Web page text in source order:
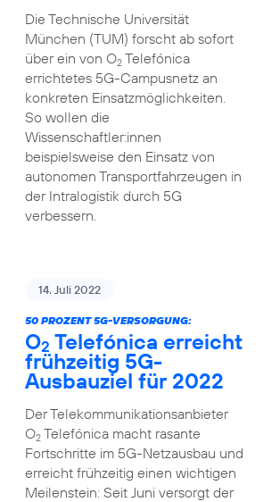
Die Technische Universität
München (TUM) forscht ab sofort
über ein von O2Telefónica
errichtetes 5G-Campusnetz an
konkreten Einsatzmöglichkeiten.
So wollen die
Wissenschaftler:innen
beispielsweise den Einsatz von
autonomen Transportfahrzeugen in
der Intralogistik durch 5G
verbessern.
14. Juli 2022
50 PROZENT 5G-VERSORGUNG:
O2 Telefónica erreicht
frühzeitig 5G-
Ausbauziel für 2022
Der Telekommunikationsanbieter
O2Telefónica macht rasante
Fortschritte im 5G-Netzausbau und
erreicht frühzeitig einen wichtigen
Meilenstein: Seit Juni versorgt der